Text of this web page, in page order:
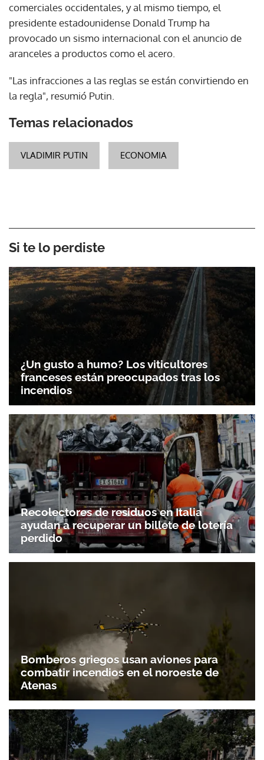
comerciales occidentales, y al mismo tiempo, el
presidente estadounidense Donald Trump ha
provocado un sismo internacional con el anuncio de
aranceles a productos como el acero.
"Las infracciones a las reglas se están convirtiendo en
la regla", resumió Putin.
Temas relacionados
VLADIMIR PUTIN ECONOMIA
Si te lo perdiste
¿Un gusto a humo? Los viticultores
franceses están preocupados tras los
incendios
Recolectores de residuos en Italia
ayudan a recuperar un billete de lotería
perdido
Bomberos griegos usan aviones para
combatir incendios en el noroeste de
Atenas